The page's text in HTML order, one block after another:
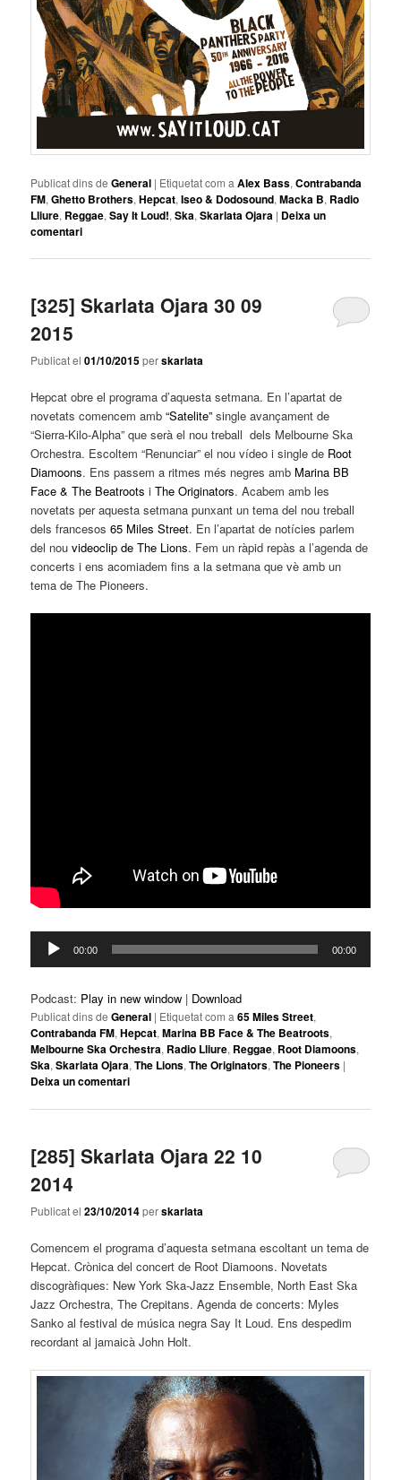
Publicat dins de General | Etiquetat com a Alex Bass,Contrabanda
FM,Ghetto Brothers,Hepcat,Iseo & Dodosound,Macka B, Radio
Lliure, Reggae,Say It Loud!,Ska,Skarlata Ojara | Deixa un
comentari
[325] Skarlata Ojara 30 09
2015
Publicat el01/10/2015perskarlata
Hepcat obre el programa d’aquesta setmana. En l’apartat de
novetats comencem amb“Satelite” single avançament de
“Sierra-Kilo-Alpha” que serà el nou treball dels Melbourne Ska
Orchestra. Escoltem “Renunciar” el nou vídeo i single de Root
Diamoons. Ens passem a ritmes més negres amb Marina BB
Face & The Beatroots iThe Originators. Acabem amb les
novetats per aquesta setmana punxant un tema del nou treball
dels francesos65 Miles Street. En l’apartat de notícies parlem
del nouvideoclip de The Lions. Fem un ràpid repàs a l’agenda de
concerts i ens acomiadem fins a la setmana que vè amb un
tema de The Pioneers.
Reproductor
d'àudio
00:00 00:00
Podcast: Play in new window | Download
Publicat dins de General | Etiquetat com a65 Miles Street,
Contrabanda FM,Hepcat,Marina BB Face & The Beatroots,
Melbourne Ska Orchestra, Radio Lliure, Reggae, Root Diamoons,
Ska,Skarlata Ojara,The Lions,The Originators,The Pioneers |
Deixa un comentari
[285] Skarlata Ojara 22 10
2014
Publicat el23/10/2014perskarlata
Comencem el programa d’aquesta setmana escoltant un tema de
Hepcat. Crònica del concert de Root Diamoons. Novetats
discogràfiques: New York Ska-Jazz Ensemble, North East Ska
Jazz Orchestra, The Crepitans. Agenda de concerts: Myles
Sanko al festival de música negra Say It Loud. Ens despedim
recordant al jamaicà John Holt.